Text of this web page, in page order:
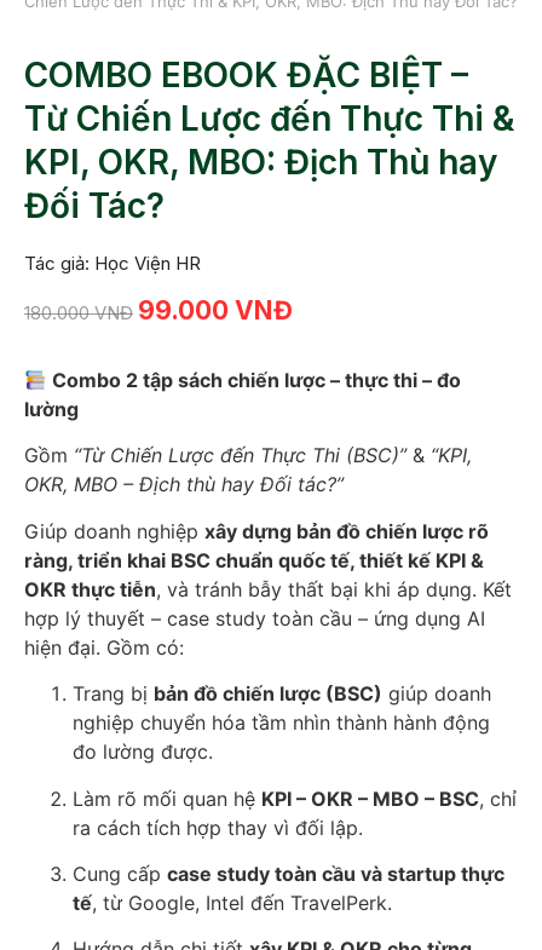
COMBO EBOOK ĐẶC BIỆT –
Từ Chiến Lược đến Thực Thi &
KPI, OKR, MBO: Địch Thù hay
Đối Tác?
Tác giả: Học Viện HR
180.000VNĐ 99.000 VNĐ
Combo 2 tập sách chiến lược – thực thi – đo
lường
Gồm “Từ Chiến Lược đến Thực Thi (BSC)”& “KPI,
OKR, MBO – Địch thù hay Đối tác?”
Giúp doanh nghiệp xây dựng bản đồ chiến lược rõ
ràng, triển khai BSC chuẩn quốc tế, thiết kế KPI &
OKR thực tiễn, và tránh bẫy thất bại khi áp dụng. Kết
hợp lý thuyết – case study toàn cầu – ứng dụng AI
hiện đại. Gồm có:
Trang bị bản đồ chiến lược (BSC) giúp doanh
nghiệp chuyển hóa tầm nhìn thành hành động
đo lường được.
Làm rõ mối quan hệ KPI – OKR – MBO – BSC, chỉ
ra cách tích hợp thay vì đối lập.
Cung cấp case study toàn cầu và startup thực
tế, từ Google, Intel đến TravelPerk.